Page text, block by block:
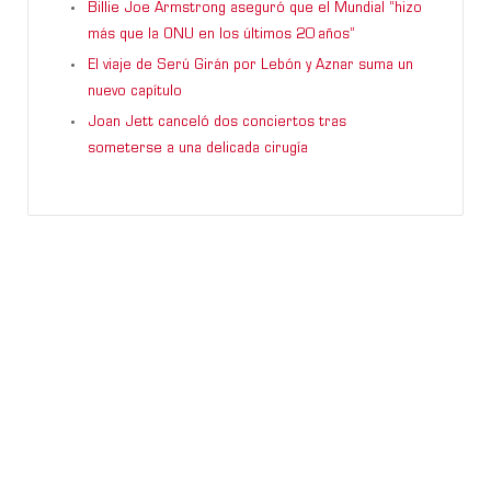
Billie Joe Armstrong aseguró que el Mundial “hizo
más que la ONU en los últimos 20 años”
El viaje de Serú Girán por Lebón y Aznar suma un
nuevo capítulo
Joan Jett canceló dos conciertos tras
someterse a una delicada cirugía